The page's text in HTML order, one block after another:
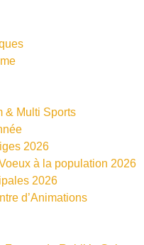
& Multi Sports
2026
à la population 2026
2026
d’Animations